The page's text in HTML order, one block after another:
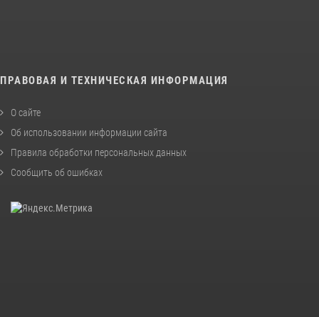
ПРАВОВАЯ И ТЕХНИЧЕСКАЯ ИНФОРМАЦИЯ
О сайте
Об использовании информации сайта
Правила обработки персональных данных
Сообщить об ошибках